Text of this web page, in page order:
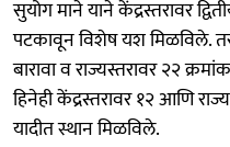
सुयोग माने याने केंद्रस्तरावर
पटकावून विशेष यश मिळविले.
बारावा व राज्यस्तरावर २२
हिनेही केंद्रस्तरावर १२ आणि
यादीत स्थान मिळविले.